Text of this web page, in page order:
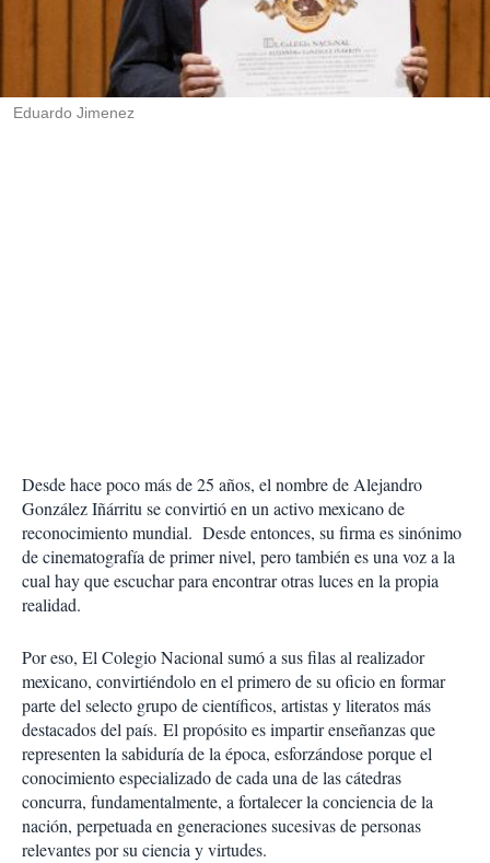
Eduardo Jimenez
Desde hace poco más de 25 años, el nombre de Alejandro
González Iñárritu se convirtió en un activo mexicano de
reconocimiento mundial. Desde entonces, su firma es sinónimo
de cinematografía de primer nivel, pero también es una voz a la
cual hay que escuchar para encontrar otras luces en la propia
realidad.
Por eso, El Colegio Nacional sumó a sus filas al realizador
mexicano, convirtiéndolo en el primero de su oficio en formar
parte del selecto grupo de científicos, artistas y literatos más
destacados del país. El propósito es impartir enseñanzas que
representen la sabiduría de la época, esforzándose porque el
conocimiento especializado de cada una de las cátedras
concurra, fundamentalmente, a fortalecer la conciencia de la
nación, perpetuada en generaciones sucesivas de personas
relevantes por su ciencia y virtudes.